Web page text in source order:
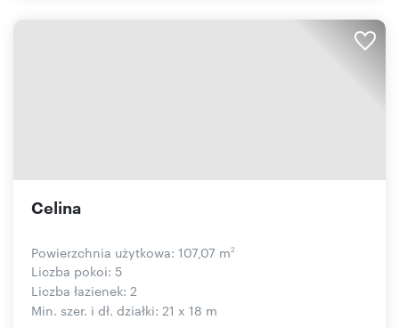
Celina
Powierzchnia użytkowa: 107,07 m2
Liczba pokoi: 5
Liczba łazienek: 2
Min. szer. i dł. działki: 21 x 18 m